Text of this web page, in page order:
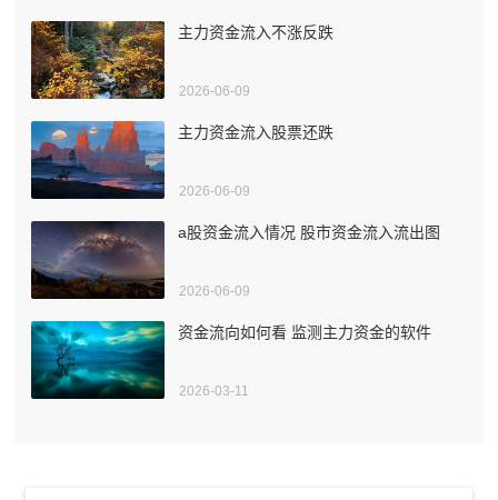
主力资金流入不涨反跌
2026-06-09
主力资金流入股票还跌
2026-06-09
a股资金流入情况 股市资金流入流出图
2026-06-09
资金流向如何看 监测主力资金的软件
2026-03-11